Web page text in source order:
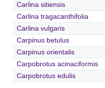
Carlina sitiensis
Carlina tragacanthifolia
Carlina vulgaris
Carpinus betulus
Carpinus orientalis
Carpobrotus acinaciformis
Carpobrotus edulis